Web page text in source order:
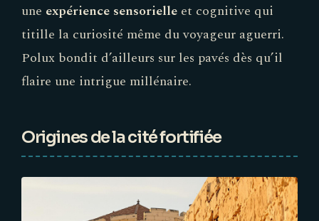
une expérience sensorielle et cognitive qui
titille la curiosité même du voyageur aguerri.
Polux bondit d’ailleurs sur les pavés dès qu’il
flaire une intrigue millénaire.
Origines de la cité fortifiée